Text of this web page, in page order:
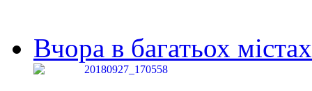
Вчора в багатьох